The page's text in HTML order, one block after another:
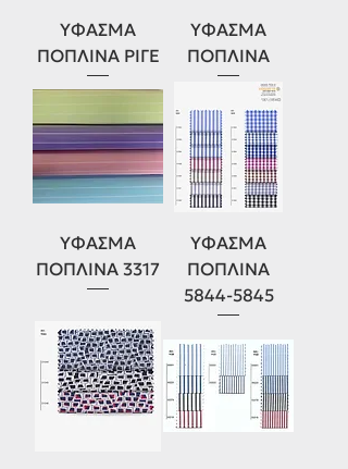
ΥΦΑΣΜΑ
ΠΟΠΛΙΝΑ ΡΙΓΕ
ΥΦΑΣΜΑ
ΠΟΠΛΙΝΑ
ΎΦΑΣΜΑ
ΠΟΠΛΙΝΑ 3317
ΥΦΑΣΜΑ
ΠΟΠΛΙΝΑ
5844-5845